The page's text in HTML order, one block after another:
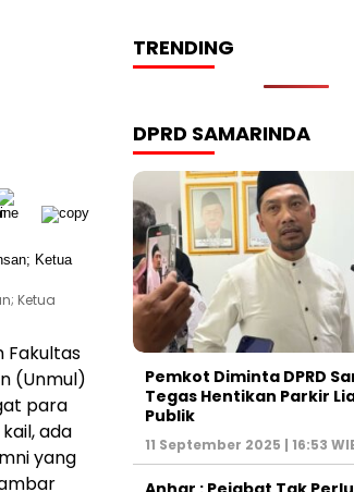
Ketua
Fakultas
(Unmul)
para
ada
yang
TRENDING
DPRD SAMARINDA
Pemkot Diminta DPRD
Tegas Hentikan Parkir
Publik
11 September 2025 | 16:53